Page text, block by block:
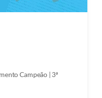
Campeão | 3ª